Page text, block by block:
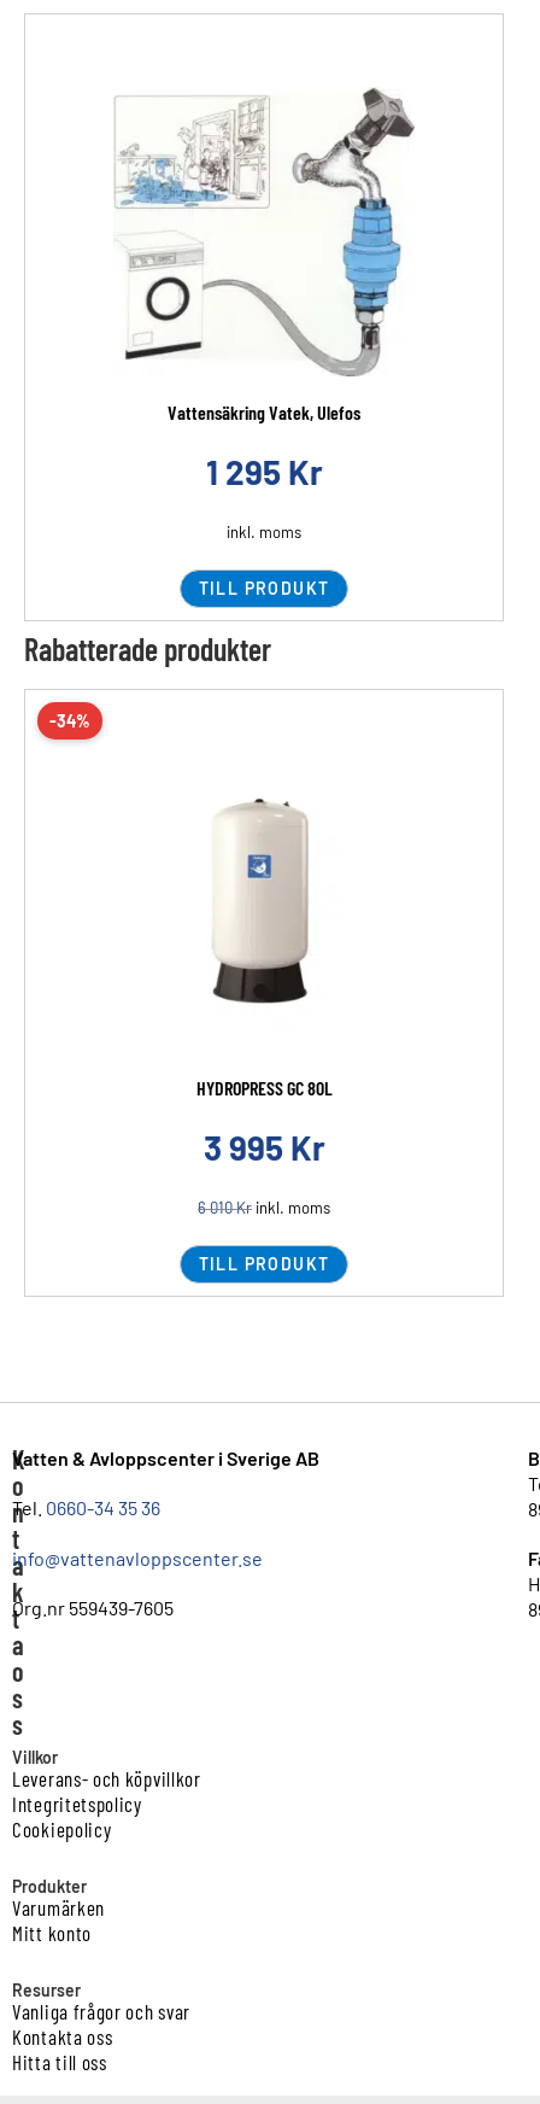
Vattensäkring Vatek, Ulefos
1 295 Kr
inkl. moms
TILL PRODUKT
Rabatterade produkter
-34%
HYDROPRESS GC 80L
3 995 Kr
6 010Kr inkl. moms
TILL PRODUKT
K
o
n
t
a
k
t
a
o
s
s
Vatten & Avloppscenter i Sverige AB
Tel. 0660-34 35 36
info@vattenavloppscenter.se
Org.nr 559439-7605
Villkor
Leverans- och köpvillkor
Integritetspolicy
Cookiepolicy
Produkter
Varumärken
Mitt konto
Resurser
Vanliga frågor och svar
Kontakta oss
Hitta till oss